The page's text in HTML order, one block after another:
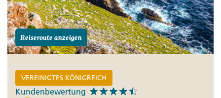
Reiseroute anzeigen
VEREINIGTES KÖNIGREICH
Kundenbewertung